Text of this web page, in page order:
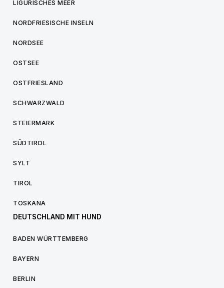
LIGURISCHES MEER
NORDFRIESISCHE INSELN
NORDSEE
OSTSEE
OSTFRIESLAND
SCHWARZWALD
STEIERMARK
SÜDTIROL
SYLT
TIROL
TOSKANA
DEUTSCHLAND MIT HUND
BADEN WÜRTTEMBERG
BAYERN
BERLIN